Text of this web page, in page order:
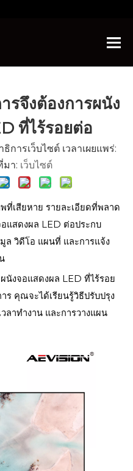
ล LED ที่ไร้รอยต่อ
รจึงต้องการผนัง
ที่ไร้รอยต่อ
ารเว็บไซต์ เวลาเผยแพร่:
มา: เว็บไซต์
ที่เสียหาย รายละเอียดที่พลาด
แสดงผล LED ต่อประกบ
ล วิดีโอ แผนที่ และการแจ้ง
นังจอแสดงผล LED ที่ไร้รอย
คุณจะได้เรียนรู้วิธีปรับปรุง
ลาทำงาน และการวางแผน